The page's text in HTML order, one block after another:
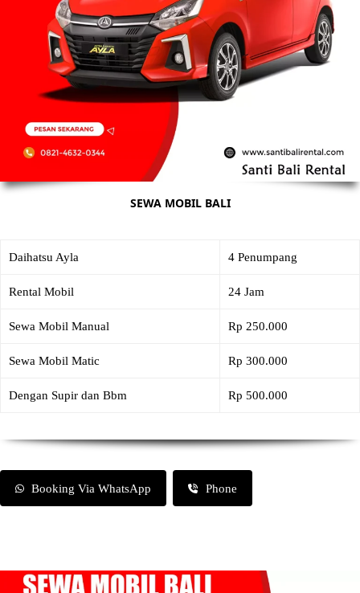
SEWA MOBIL BALI
Daihatsu Ayla 4 Penumpang
Rental Mobil 24 Jam
Sewa Mobil Manual Rp 250.000
Sewa Mobil Matic Rp 300.000
Dengan Supir dan Bbm Rp 500.000
Booking Via WhatsApp Phone